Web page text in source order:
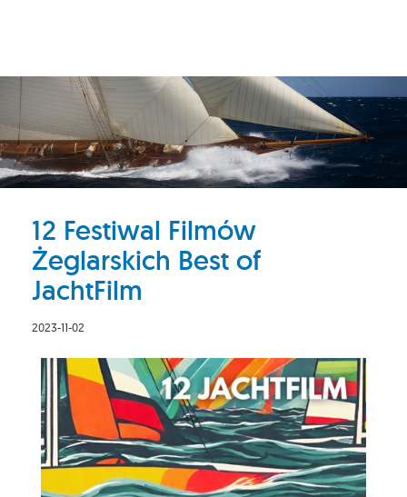
12 Festiwal Filmów
Żeglarskich Best of
JachtFilm
2023-11-02